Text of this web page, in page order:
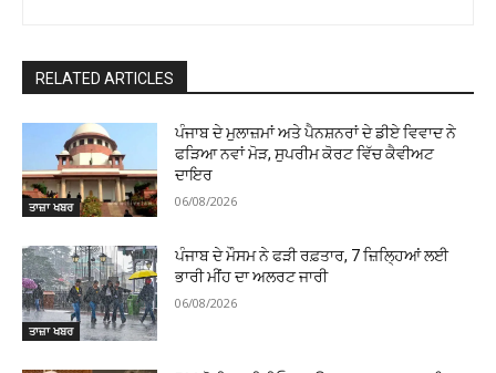
RELATED ARTICLES
ਤਾਜ਼ਾ ਖਬਰ
ਪੰਜਾਬ ਦੇ ਮੁਲਾਜ਼ਮਾਂ ਅਤੇ ਪੈਨਸ਼ਨਰਾਂ ਦੇ ਡੀਏ ਵਿਵਾਦ ਨੇ
ਫੜਿਆ ਨਵਾਂ ਮੋੜ, ਸੁਪਰੀਮ ਕੋਰਟ ਵਿੱਚ ਕੈਵੀਅਟ
ਦਾਇਰ
06/08/2026
ਤਾਜ਼ਾ ਖਬਰ
ਪੰਜਾਬ ਦੇ ਮੌਸਮ ਨੇ ਫੜੀ ਰਫ਼ਤਾਰ, 7 ਜ਼ਿਲ੍ਹਿਆਂ ਲਈ
ਭਾਰੀ ਮੀਂਹ ਦਾ ਅਲਰਟ ਜਾਰੀ
06/08/2026